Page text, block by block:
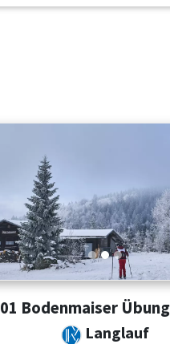
01 Bodenmaiser
Langlauf